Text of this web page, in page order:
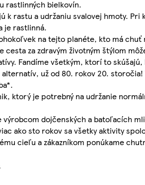
rastlinných bielkovín.
k rastu a udržaniu svalovej hmoty.
je rastlinná.
na tejto planéte, kto má
cesta za zdravým životným štýlom
Fandíme všetkým, ktorí to
už od 80. rokov 20.
ktorý je potrebný na udržanie
výrobcom dojčenských a batoľacích
ako sto rokov sa všetky aktivity
cieľu a zákazníkom ponúkame